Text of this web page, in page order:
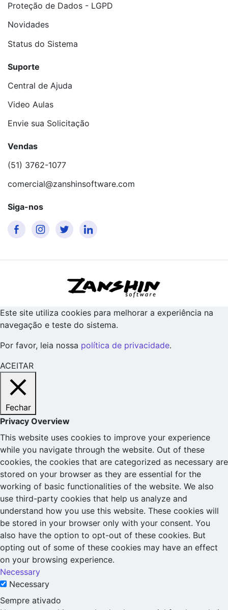
Proteção de Dados - LGPD
Novidades
Status do Sistema
Suporte
Central de Ajuda
Video Aulas
Envie sua Solicitação
Vendas
(51) 3762-1077
comercial@zanshinsoftware.com
Siga-nos
Este site utiliza cookies para melhorar a experiência na
navegação e teste do sistema.
Por favor, leia nossa política de privacidade.
ACEITAR
Fechar
Privacy Overview
This website uses cookies to improve your experience
while you navigate through the website. Out of these
cookies, the cookies that are categorized as necessary are
stored on your browser as they are essential for the
working of basic functionalities of the website. We also
use third-party cookies that help us analyze and
understand how you use this website. These cookies will
be stored in your browser only with your consent. You
also have the option to opt-out of these cookies. But
opting out of some of these cookies may have an effect
on your browsing experience.
Necessary
Necessary
Sempre ativado